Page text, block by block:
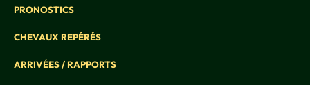
PRONOSTICS
CHEVAUX REPÉRÉS
ARRIVÉES / RAPPORTS